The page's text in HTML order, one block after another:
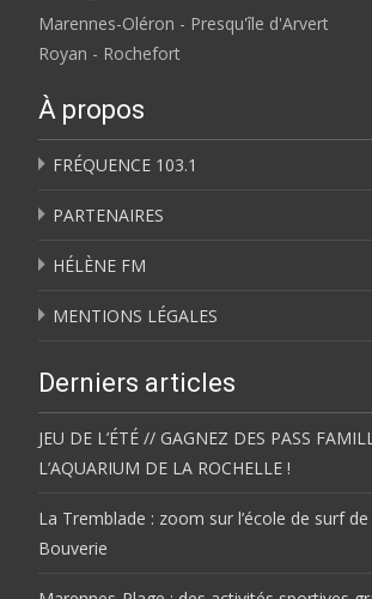
Marennes-Oléron - Presqu'île d'Arvert
Royan - Rochefort
À propos
FRÉQUENCE 103.1
PARTENAIRES
HÉLÈNE FM
MENTIONS LÉGALES
Derniers articles
JEU DE L’ÉTÉ // GAGNEZ DES PASS
L’AQUARIUM DE LA ROCHELLE !
La Tremblade : zoom sur l’école de surf de
Bouverie